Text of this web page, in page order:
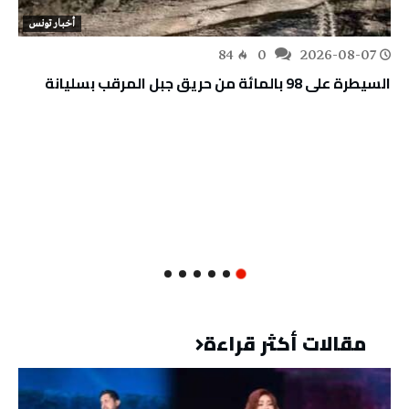
أخبار تونس
2026-08-07
84
السيطرة على 98 بالمائة من حريق جبل المرقب بسليانة
مقالات أكثر قراءة